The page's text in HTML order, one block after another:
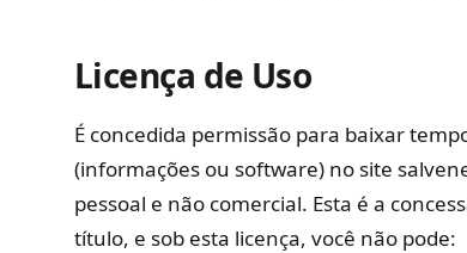
Licença de Uso
É concedida permissão para baixar
(informações ou software) no site
pessoal e não comercial. Esta é a
título, e sob esta licença, você não pode: